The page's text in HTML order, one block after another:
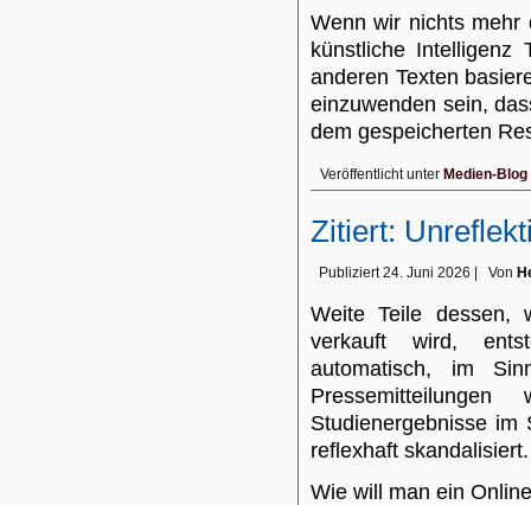
Wenn wir nichts mehr
künstliche
anderen Texten
einzuwenden sein,
dem gespeicherten
Veröffentlicht unter Medien-Blog
Zitiert:
Publiziert 24. Juni 2026 Von
Weite Teile dessen,
verkauft wird,
automatisch, im
Pressemitteilungen
Studienergebnisse im
reflexhaft
Wie will man ein